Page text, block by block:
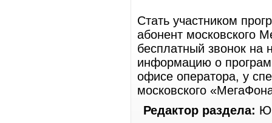
Стать участником
абонент московского
бесплатный звонок на
информацию о
офисе оператора, у
московского
Редактор раздела: